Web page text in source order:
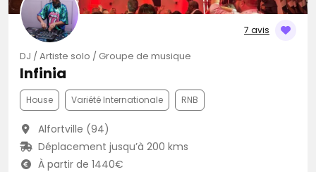
7 avis
DJ / Artiste solo / Groupe de musique
Infinia
House Variété Internationale RNB
Alfortville (94)
Déplacement jusqu’à 200 kms
À partir de 1440€